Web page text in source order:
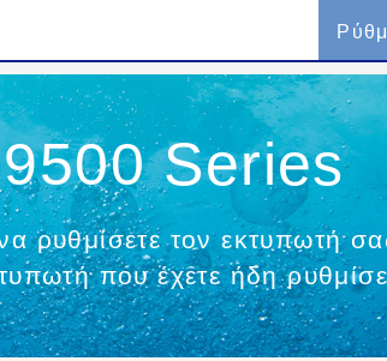
Series
ρυθμίσετε τον εκτυπωτή
που έχετε ήδη